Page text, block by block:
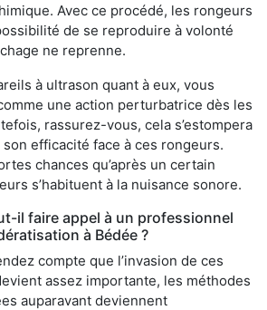
Avec ce procédé, les rongeurs
de se reproduire à volonté
ne reprenne.
à ultrason quant à eux, vous
une action perturbatrice dès les
rassurez-vous, cela s’estompera
efficacité face à ces rongeurs.
chances qu’après un certain
s’habituent à la nuisance sonore.
il faire appel à un professionnel
à Bédée ?
compte que l’invasion de ces
assez importante, les méthodes
auparavant deviennent